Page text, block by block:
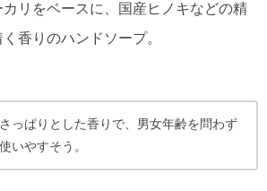
リをベースに、国産ヒノキなどの精
香りのハンドソープ。
さっぱりとした香りで、男女年齢を問わず
使いやすそう。